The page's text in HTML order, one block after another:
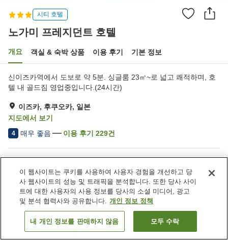
시티 호텔
노가미 프레지던트 호텔
개요 객실 & 숙박 상품 이용 후기 기본 정보
신이즈카역에서 도보로 약 5분. 싱글룸 23㎡~로 넓고 쾌적하며, 호
텔 내 골드짐 영업중입니다.(24시간)
이즈카, 후쿠오카, 일본
지도에서 보기
4 매우 좋음 이용 후기 229건
주차장
피트니스 클럽 / 헬스장
레스토랑
카페
객실 보기
이 웹사이트는 쿠키를 사용하여 사용자 경험을 개선하고 당
사 웹사이트의 성능 및 트래픽을 분석합니다. 또한 당사 사이
트에 대한 사용자의 사용 정보를 당사의 소셜 미디어, 광고
및 분석 협력사와 공유합니다. 개인 정보 정책
내 개인 정보를 판매하지 않음 모두 수락